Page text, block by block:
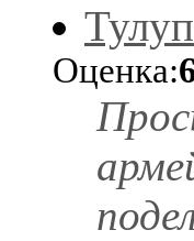
Оценка: